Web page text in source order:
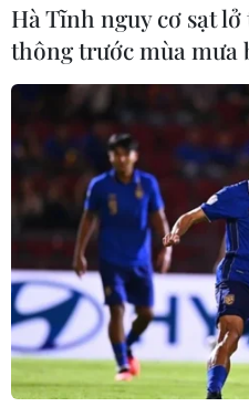
Khống chế
cướp ngân hàng tại
19/04/2023 03:59
Hà Tĩnh nguy cơ sạt
thông trước mùa mưa